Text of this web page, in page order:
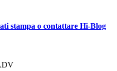
stampa o contattare Hi-Blog